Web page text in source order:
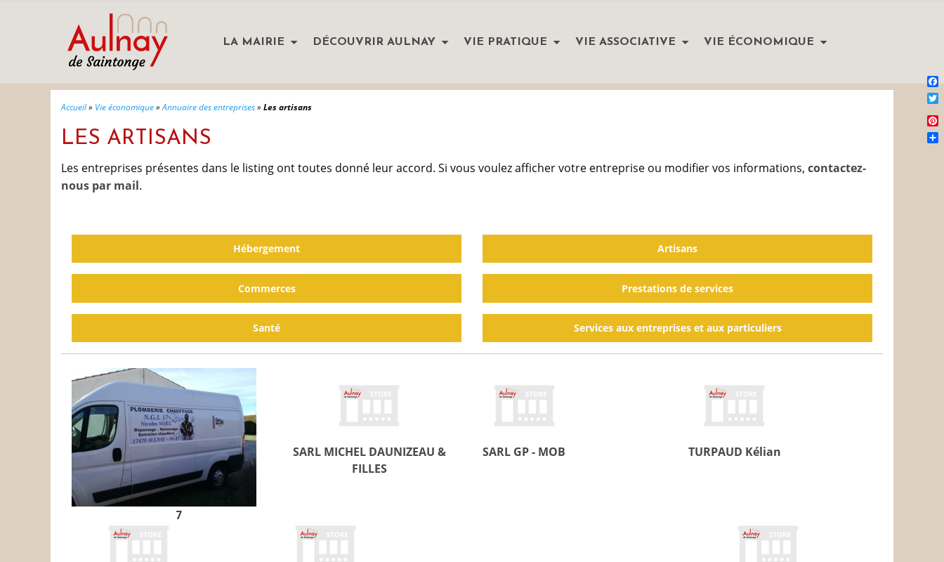
LA MAIRIE DÉCOUVRIR AULNAY VIE PRATIQUE VIE ASSOCIATIVE VIE ÉCONOMIQUE
Accueil» Vie économique»Annuaire des entreprises» Les artisans
LES ARTISANS
Les entreprises présentes dans le listing ont toutes donné leur accord. Si vous voulez afficher votre entreprise ou modifier vos informations, contactez-
nous par mail.
Hébergement Artisans
Commerces Prestations de services
Santé Services aux entreprises et aux particuliers
NGI 17
SARL MICHEL DAUNIZEAU &
FILLES
SARL GP - MOB TURPAUD Kélian